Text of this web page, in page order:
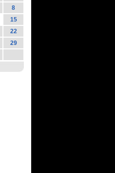
8
15
22
29